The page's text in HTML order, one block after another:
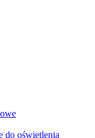
do oświetlenia